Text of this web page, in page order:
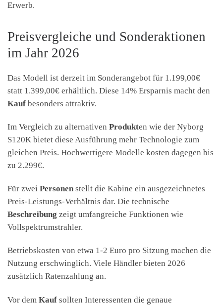
Erwerb.
Preisvergleiche und Sonderaktionen
im Jahr 2026
Das Modell ist derzeit im Sonderangebot für 1.199,00€
statt 1.399,00€ erhältlich. Diese 14% Ersparnis macht den
Kauf besonders attraktiv.
Im Vergleich zu alternativen Produkten wie der Nyborg
S120K bietet diese Ausführung mehr Technologie zum
gleichen Preis. Hochwertigere Modelle kosten dagegen bis
zu 2.299€.
Für zwei Personen stellt die Kabine ein ausgezeichnetes
Preis-Leistungs-Verhältnis dar. Die technische
Beschreibung zeigt umfangreiche Funktionen wie
Vollspektrumstrahler.
Betriebskosten von etwa 1-2 Euro pro Sitzung machen die
Nutzung erschwinglich. Viele Händler bieten 2026
zusätzlich Ratenzahlung an.
Vor dem Kauf sollten Interessenten die genaue